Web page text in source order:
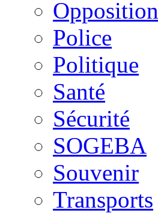
Opposition
Police
Politique
Santé
Sécurité
SOGEBA
Souvenir
Transports